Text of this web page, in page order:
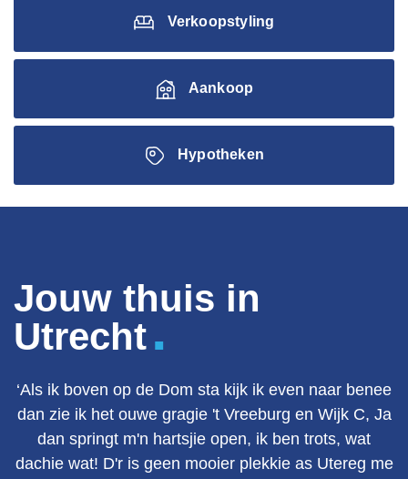
Verkoopstyling
Aankoop
Hypotheken
Jouw thuis in
Utrecht.
‘Als ik boven op de Dom sta kijk ik even naar benee
dan zie ik het ouwe gragie 't Vreeburg en Wijk C, Ja
dan springt m'n hartsjie open, ik ben trots, wat
dachie wat! D'r is geen mooier plekkie as Utereg me